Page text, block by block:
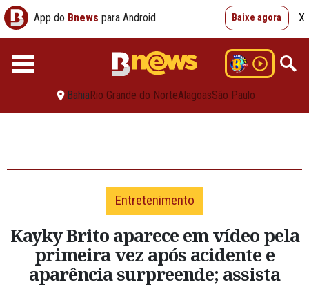
App do Bnews para Android Baixe agora X
BahiaRio Grande do NorteAlagoasSão Paulo
Entretenimento
Kayky Brito aparece em vídeo pela
primeira vez após acidente e
aparência surpreende; assista